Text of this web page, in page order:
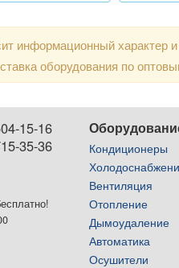
информационный
оборудования по
15-16
35-36
Кондиционеры
Вентиляция
Отопление
Дымоудаление
Автоматика
Осушители